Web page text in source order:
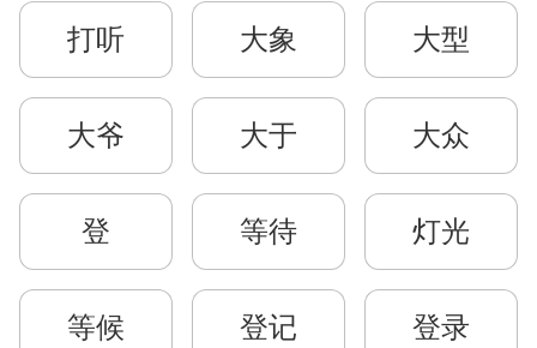
打听 大象 大型
大爷 大于 大众
登 等待 灯光
等候 登记 登录